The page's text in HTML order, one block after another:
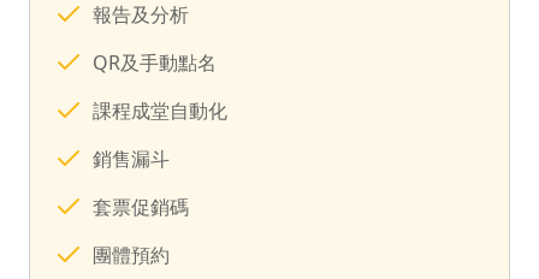
報告及分析
QR及手動點名
課程成堂自動化
銷售漏斗
套票促銷碼
團體預約